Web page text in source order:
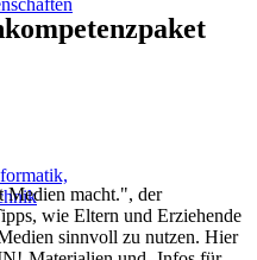
macht.", der
wie Eltern und Erziehende
sinnvoll zu nutzen. Hier